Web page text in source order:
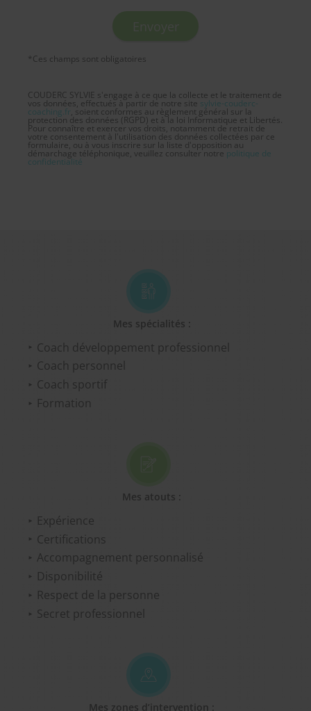
*Ces champs sont obligatoires
COUDERC SYLVIE s'engage à ce que la collecte et le traitement de
vos données, effectués à partir de notre site sylvie-couderc-
coaching.fr, soient conformes au règlement général sur la
protection des données (RGPD) et à la loi Informatique et Libertés.
Pour connaître et exercer vos droits, notamment de retrait de
votre consentement à l'utilisation des données collectées par ce
formulaire, ou à vous inscrire sur la liste d'opposition au
démarchage téléphonique, veuillez consulter notre politique de
confidentialité
Mes spécialités :
Coach développement professionnel
Coach personnel
Coach sportif
Formation
Mes atouts :
Expérience
Certifications
Accompagnement personnalisé
Disponibilité
Respect de la personne
Secret professionnel
Mes zones d’intervention :